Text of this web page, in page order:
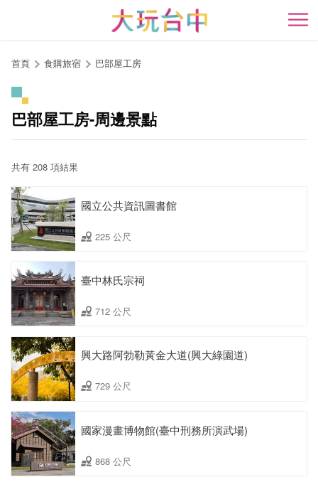
開
首頁 食購旅宿 巴部屋工房
巴部屋工房-周邊景點
共有 208 項結果
國立公共資訊圖書館
225 公尺
臺中林氏宗祠
712 公尺
興大路阿勃勒黃金大道(興大綠園道)
729 公尺
國家漫畫博物館(臺中刑務所演武場)
868 公尺